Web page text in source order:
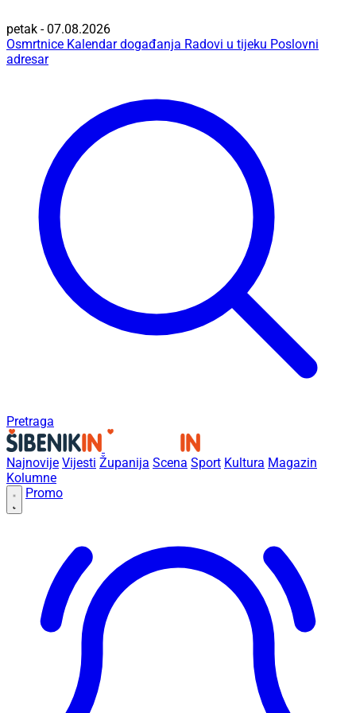
petak - 07.08.2026
Osmrtnice Kalendar događanja Radovi u tijeku Poslovni
adresar
Pretraga
Najnovije Vijesti Županija Scena Sport Kultura Magazin
Kolumne
Promo